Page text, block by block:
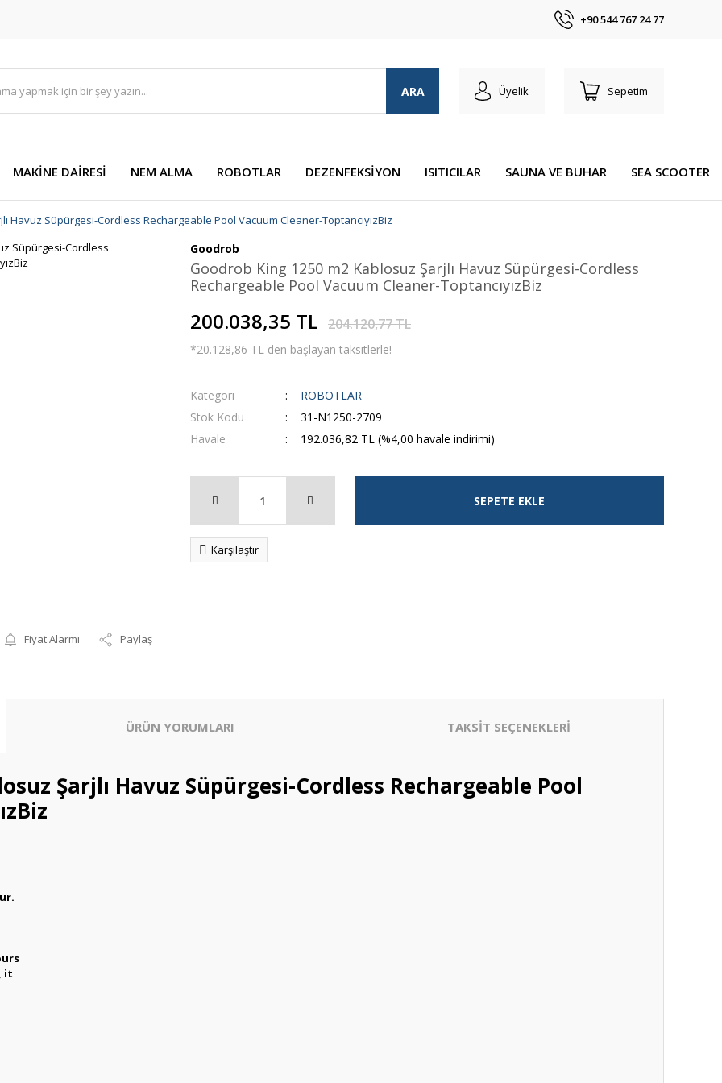
+90 544 767 24 77
ARA Üyelik Sepetim
MAKİNE DAİRESİ NEM ALMA ROBOTLAR DEZENFEKSİYON ISITICILAR SAUNA VE BUHAR SEA SCOOTER
Havuz Süpürgesi-Cordless Rechargeable Pool Vacuum Cleaner-ToptancıyızBiz
Fiyat Alarmı Paylaş
Goodrob
Goodrob King 1250 m2 Kablosuz Şarjlı Havuz Süpürgesi-Cordless
Rechargeable Pool Vacuum Cleaner-ToptancıyızBiz
200.038,35 TL 204.120,77 TL
*20.128,86 TL den başlayan taksitlerle!
Kategori
ROBOTLAR
Stok Kodu
31-N1250-2709
Havale
192.036,82 TL (%4,00 havale indirimi)
SEPETE EKLE
Karşılaştır
ÜRÜN YORUMLARI TAKSİT SEÇENEKLERİ
Şarjlı Havuz Süpürgesi-Cordless Rechargeable Pool
it